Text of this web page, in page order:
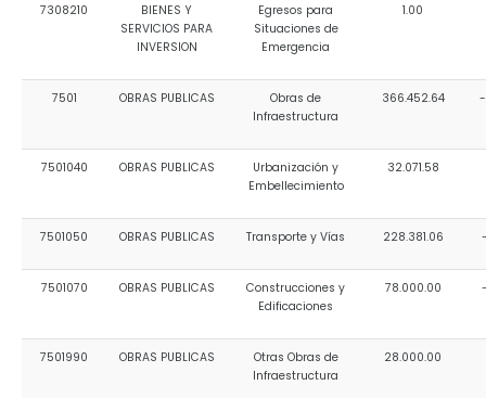
7308210
BIENES Y
SERVICIOS PARA
INVERSION
Egresos para
Situaciones de
Emergencia
1.00
7501 OBRAS PUBLICAS
Obras de
Infraestructura
366.452.64 -
7501040 OBRAS PUBLICAS
Urbanización y
Embellecimiento
32.071.58
7501050 OBRAS PUBLICAS Transporte y Vías 228.381.06
7501070 OBRAS PUBLICAS
Construcciones y
Edificaciones
78.000.00
7501990 OBRAS PUBLICAS
Otras Obras de
Infraestructura
28.000.00